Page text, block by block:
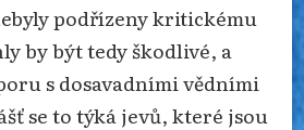
podřízeny kritickému
by být tedy škodlivé, a
s dosavadními vědními
se to týká jevů, které jsou